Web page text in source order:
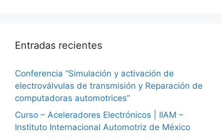
Entradas recientes
Conferencia “Simulación y activación de
electroválvulas de transmisión y Reparación de
computadoras automotrices”
Curso – Aceleradores Electrónicos | IIAM –
Instituto Internacional Automotriz de México